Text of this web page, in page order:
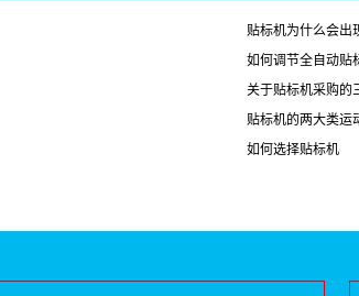
贴标机为什么会出
如何调节全自动贴
关于贴标机采购的
贴标机的两大类运
如何选择贴标机